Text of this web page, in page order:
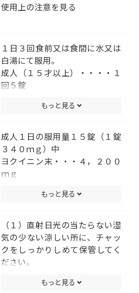
使用上の注意を見る
１日３回食前又は食間に水又は
白湯にて服用。
成人（１５才以上）・・・・１
回５錠
もっと見る
成人１日の服用量１５錠（１錠
３４０ｍｇ）中
ヨクイニン末・・・４，２００
ｍｇ
ロスＣＭＣ-Ｎａ、ステアリン酸
（成分に関連する注意）
本剤は天然物(ヨクイニン)を用
いていますので､錠剤の色が多少
異なることや、錠剤の表面に黒
ります｡また、ヨクイニン特有
もっと見る
（１）直射日光の当たらない湿
気の少ない涼しい所に、チャッ
クをしっかりしめて保管してく
ださい。
保管してください。
もっと見る